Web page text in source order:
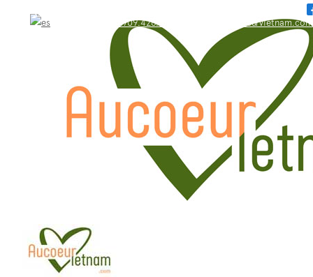
WhatsApp: +84.909.426.406 bonjour@aucoeurvietnam.com
WhatsApp: +84.909.426.406